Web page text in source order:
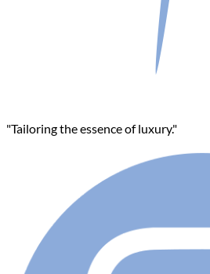
"Tailoring the essence of luxury."